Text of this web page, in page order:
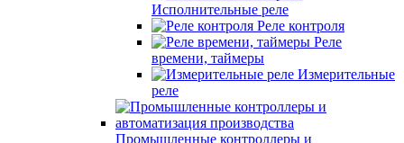
Исполнительные реле
Реле контроля
Реле
времени, таймеры
Измерительные
реле
Промышленные контроллеры и